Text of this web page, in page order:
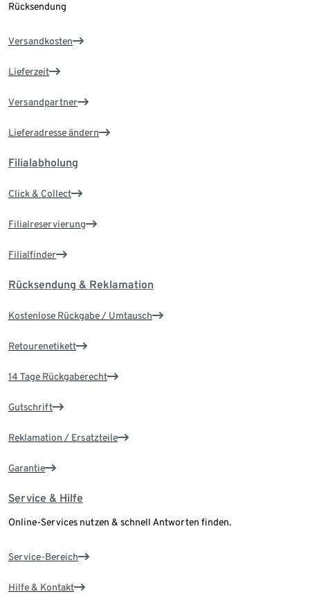
Rücksendung
Versandkosten
Lieferzeit
Versandpartner
Lieferadresse ändern
Filialabholung
Click & Collect
Filialreservierung
Filialfinder
Rücksendung & Reklamation
Kostenlose Rückgabe / Umtausch
Retourenetikett
14 Tage Rückgaberecht
Gutschrift
Reklamation / Ersatzteile
Garantie
Service & Hilfe
Online-Services nutzen & schnell Antworten finden.
Service-Bereich
Hilfe & Kontakt